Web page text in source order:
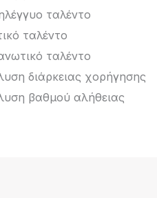
ταλέντο
ταλέντο
ταλέντο
διάρκειας χορήγησης
βαθμού αλήθειας